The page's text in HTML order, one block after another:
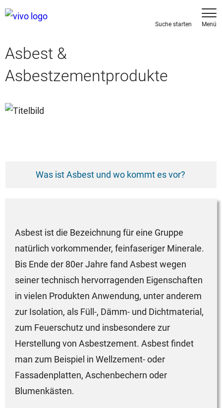
Asbest &
Asbestzementprodukte
Was ist Asbest und wo kommt es vor?
Asbest ist die Bezeichnung für eine Gruppe
natürlich vorkommender, feinfaseriger Minerale.
Bis Ende der 80er Jahre fand Asbest wegen
seiner technisch hervorragenden Eigenschaften
in vielen Produkten Anwendung, unter anderem
zur Isolation, als Füll-, Dämm- und Dichtmaterial,
zum Feuerschutz und insbesondere zur
Herstellung von Asbestzement. Asbest findet
man zum Beispiel in Wellzement- oder
Fassadenplatten, Aschenbechern oder
Blumenkästen.